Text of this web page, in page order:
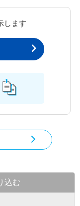
します
込む